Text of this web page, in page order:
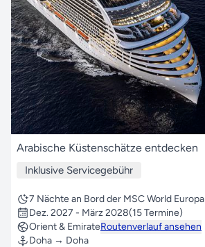
Arabische Küstenschätze entdecken
Inklusive Servicegebühr
7 Nächte an Bord der MSC World Europa
Dez. 2027 - März 2028(15 Termine)
Orient & EmirateRoutenverlauf ansehen
Doha → Doha